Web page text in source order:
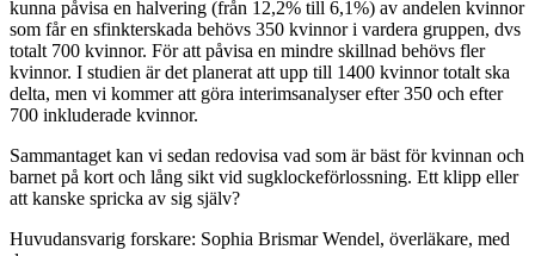
kunna påvisa en halvering (från 12,2% till 6,1%) av andelen kvinnor
som får en sfinkterskada behövs 350 kvinnor i vardera gruppen, dvs
totalt 700 kvinnor. För att påvisa en mindre skillnad behövs fler
kvinnor. I studien är det planerat att upp till 1400 kvinnor totalt ska
delta, men vi kommer att göra interimsanalyser efter 350 och efter
700 inkluderade kvinnor.
Sammantaget kan vi sedan redovisa vad som är bäst för kvinnan och
barnet på kort och lång sikt vid sugklockeförlossning. Ett klipp eller
att kanske spricka av sig själv?
Huvudansvarig forskare: Sophia Brismar Wendel, överläkare, med